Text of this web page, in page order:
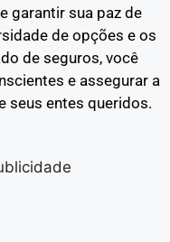
garantir sua paz de
de opções e os
de seguros, você
e assegurar a
seus entes queridos.